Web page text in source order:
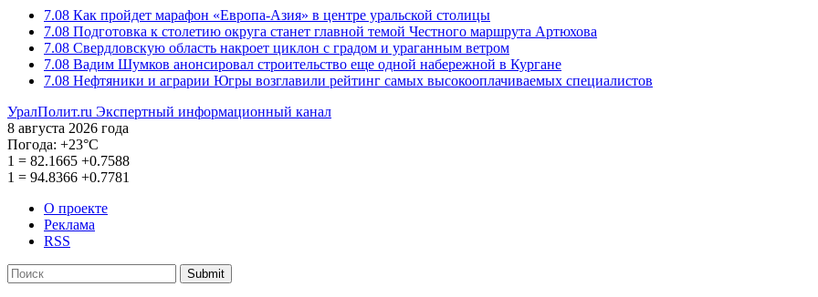
7.08 Как пройдет марафон «Европа-Азия» в центре уральской столицы
7.08 Подготовка к столетию округа станет главной темой Честного маршрута Артюхова
7.08 Свердловскую область накроет циклон с градом и ураганным ветром
7.08 Вадим Шумков анонсировал строительство еще одной набережной в Кургане
7.08 Нефтяники и аграрии Югры возглавили рейтинг самых высокооплачиваемых специалистов
УралПолит.ru Экспертный информационный канал
8 августа 2026 года
Погода: +23°С
1 = 82.1665 +0.7588
1 = 94.8366 +0.7781
О проекте
Реклама
RSS
Submit